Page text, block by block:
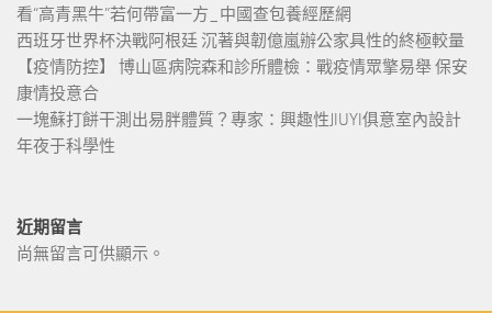
看“高青黑牛”若何帶富一方_中國查包養經歷網
西班牙世界杯決戰阿根廷 沉著與韌億嵐辦公家具性的終極較量
【疫情防控】 博山區病院森和診所體檢：戰疫情眾擎易舉 保安
康情投意合
一塊蘇打餅干測出易胖體質？專家：興趣性JIUYI俱意室內設計
年夜于科學性
近期留言
尚無留言可供顯示。